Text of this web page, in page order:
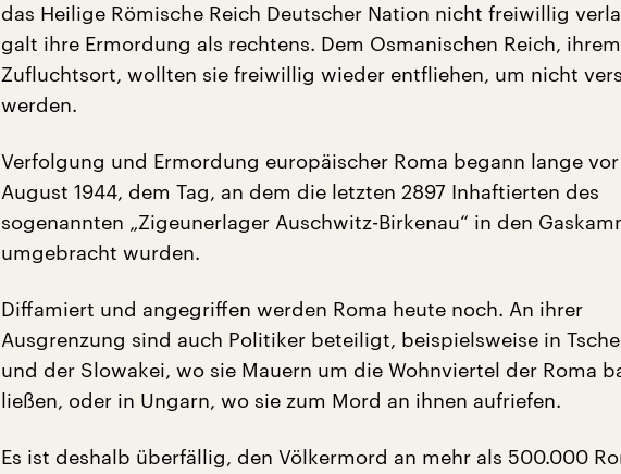
das Heilige Römische Reich Deutscher Nation nicht freiwillig
galt ihre Ermordung als rechtens. Dem Osmanischen Reich, ihrem
Zufluchtsort, wollten sie freiwillig wieder entfliehen, um nicht
werden.
Verfolgung und Ermordung europäischer Roma begann lange
August 1944, dem Tag, an dem die letzten 2897 Inhaftierten des
sogenannten „Zigeunerlager Auschwitz-Birkenau“ in den
umgebracht wurden.
Diffamiert und angegriffen werden Roma heute noch. An ihrer
Ausgrenzung sind auch Politiker beteiligt, beispielsweise in
und der Slowakei, wo sie Mauern um die Wohnviertel der Roma
ließen, oder in Ungarn, wo sie zum Mord an ihnen aufriefen.
Es ist deshalb überfällig, den Völkermord an mehr als 500.000